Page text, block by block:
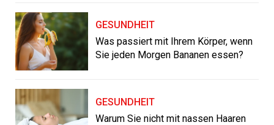
GESUNDHEIT
Was passiert mit Ihrem Körper, wenn
Sie jeden Morgen Bananen essen?
GESUNDHEIT
Warum Sie nicht mit nassen Haaren